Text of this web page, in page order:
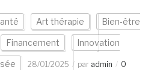
Art thérapie Bien-être
Financement Innovation
28/01/2025 par admin
0